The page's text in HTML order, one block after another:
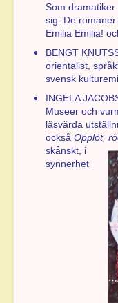
Som
sig. De
Emilia Emilia!
BENGT
orientalist,
svensk
INGELA
Museer och
läsvärda
också Opplöt,
skånskt, i
synnerhet